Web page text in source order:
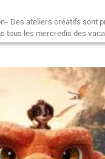
Des ateliers créatifs sont
tous les mercredis des